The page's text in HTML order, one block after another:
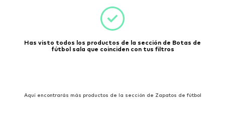
Has visto todos los productos de la sección de Botas de
fútbol sala que coinciden con tus filtros
Aquí encontrarás más productos de la sección de Zapatos de fútbol